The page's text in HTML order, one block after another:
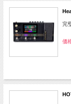
完
価